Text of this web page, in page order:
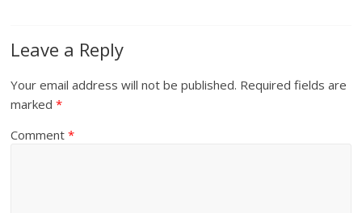
Leave a Reply
Your email address will not be published. Required fields are
marked*
Comment*